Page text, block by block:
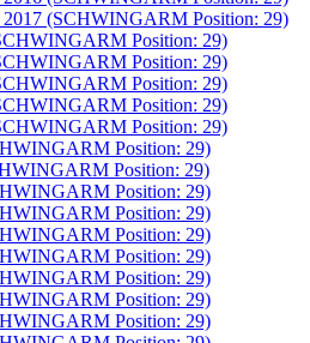
(SCHWINGARM Position: 29)
Position: 29)
Position: 29)
Position: 29)
Position: 29)
Position: 29)
Position: 29)
Position: 29)
Position: 29)
Position: 29)
Position: 29)
Position: 29)
Position: 29)
Position: 29)
Position: 29)